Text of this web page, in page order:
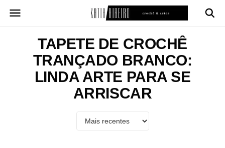
para
TAPETE DE CROCHÊ
TRANÇADO BRANCO:
LINDA ARTE PARA SE
ARRISCAR